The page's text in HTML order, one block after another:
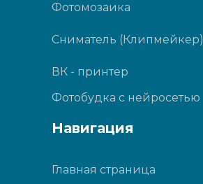
Фотомозаика
Сниматель (Клипмейкер)
Фотобудка с нейросетью
ВК - принтер
Навигация
Главная страница